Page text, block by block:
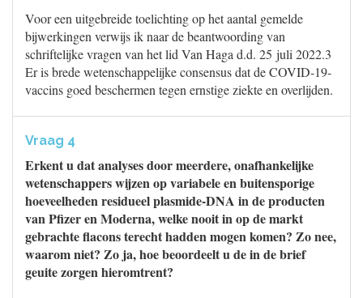
Voor een uitgebreide toelichting op het aantal gemelde
bijwerkingen verwijs ik naar de beantwoording van
schriftelijke vragen van het lid Van Haga d.d. 25 juli 2022.3
Er is brede wetenschappelijke consensus dat de COVID-19-
vaccins goed beschermen tegen ernstige ziekte en overlijden.
Vraag 4
Erkent u dat analyses door meerdere, onafhankelijke
wetenschappers wijzen op variabele en buitensporige
hoeveelheden residueel plasmide-DNA in de producten
van Pfizer en Moderna, welke nooit in op de markt
gebrachte flacons terecht hadden mogen komen? Zo nee,
waarom niet? Zo ja, hoe beoordeelt u de in de brief
geuite zorgen hieromtrent?